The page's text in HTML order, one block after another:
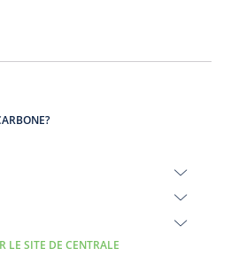
LE SITE DE CENTRALE